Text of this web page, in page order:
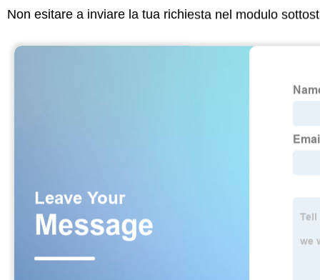
Non esitare a inviare la tua richiesta nel modulo